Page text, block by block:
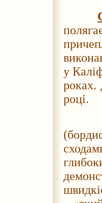
у
роках.
році.